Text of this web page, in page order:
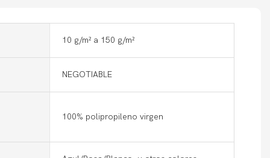
10 g/m² a 150 g/m²
NEGOTIABLE
100% polipropileno virgen